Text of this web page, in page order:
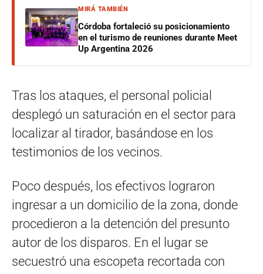
MIRÁ TAMBIÉN
Córdoba fortaleció su posicionamiento
en el turismo de reuniones durante Meet
Up Argentina 2026
Tras los ataques, el personal policial
desplegó un saturación en el sector para
localizar al tirador, basándose en los
testimonios de los vecinos.
Poco después, los efectivos lograron
ingresar a un domicilio de la zona, donde
procedieron a la detención del presunto
autor de los disparos. En el lugar se
secuestró una escopeta recortada con